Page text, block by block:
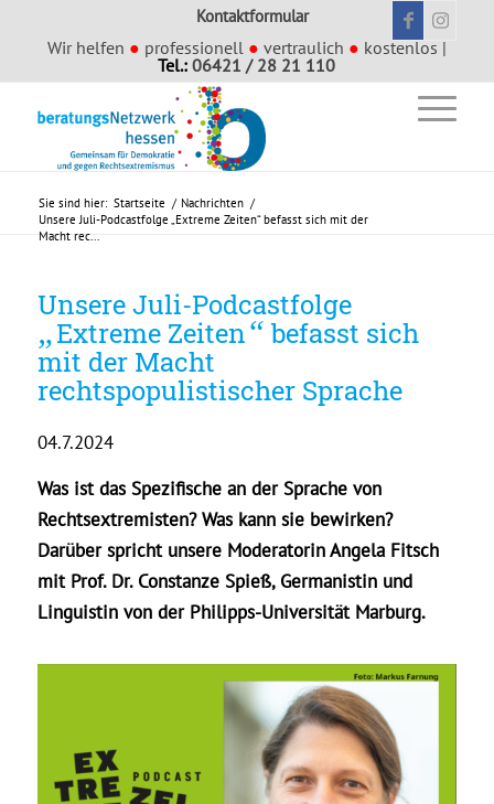
Kontaktformular
Wir helfen ● professionell ● vertraulich ● kostenlos |
Tel.:06421 / 28 21 110
Sie sind hier: Startseite / Nachrichten /
Unsere Juli-Podcastfolge „Extreme Zeiten“ befasst sich mit der
Macht rec...
Unsere Juli-Podcastfolge
„Extreme Zeiten“befasst sich
mit der Macht
rechtspopulistischer Sprache
04.7.2024
Was ist das Spezifische an der Sprache von
Rechtsextremisten? Was kann sie bewirken?
Darüber spricht unsere Moderatorin Angela Fitsch
mit Prof. Dr. Constanze Spieß, Germanistin und
Linguistin von der Philipps-Universität Marburg.